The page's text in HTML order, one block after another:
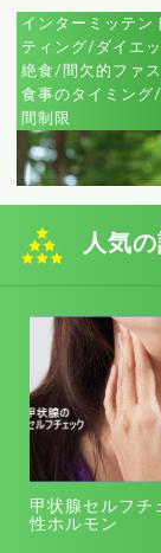
インターミッテン
ティング/ダイエ
絶食/間欠的ファ
食事のタイミング
間制限
人気
甲状腺セルフチ
性ホルモン